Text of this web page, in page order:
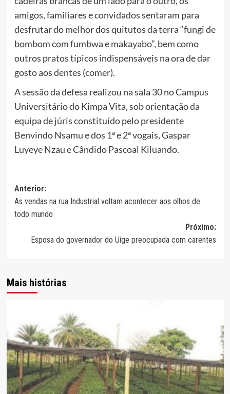
amigos, familiares e convidados sentaram para
desfrutar do melhor dos quitutos da terra “fungi de
bombom com fumbwa e makayabo”, bem como
outros pratos típicos indispensáveis na ora de dar
gosto aos dentes (comer).
A sessão da defesa realizou na sala 30 no Campus
Universitário do Kimpa Vita, sob orientação da
equipa de júris constituído pelo presidente
Benvindo Nsamu e dos 1ª e 2ª vogais, Gaspar
Luyeye Nzau e Cândido Pascoal Kiluando.
Navegação
de
Anterior:
As vendas na rua Industrial voltam acontecer aos olhos de
todo mundo
Próximo:
Esposa do governador do Uíge preocupada com carentes
Mais histórias